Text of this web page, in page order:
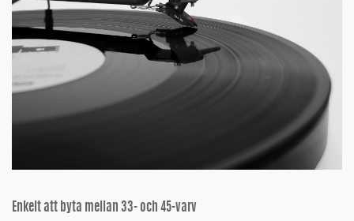
Enkelt att byta mellan 33- och 45-varv